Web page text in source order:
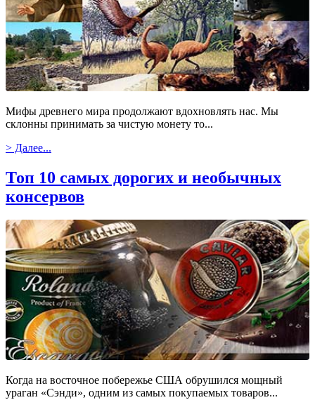
Мифы древнего мира продолжают вдохновлять нас. Мы
склонны принимать за чистую монету то...
> Далее...
Топ 10 самых дорогих и необычных
консервов
Когда на восточное побережье США обрушился мощный
ураган «Сэнди», одним из самых покупаемых товаров...